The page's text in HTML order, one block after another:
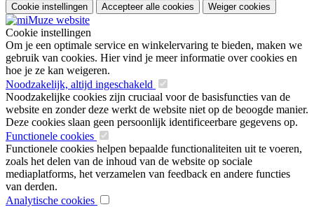
Cookie instellingen Accepteer alle cookies Weiger cookies
Cookie instellingen
Om je een optimale service en winkelervaring te bieden, maken we
gebruik van cookies. Hier vind je meer informatie over cookies en
hoe je ze kan weigeren.
Noodzakelijk, altijd ingeschakeld
Noodzakelijke cookies zijn cruciaal voor de basisfuncties van de
website en zonder deze werkt de website niet op de beoogde manier.
Deze cookies slaan geen persoonlijk identificeerbare gegevens op.
Functionele cookies
Functionele cookies helpen bepaalde functionaliteiten uit te voeren,
zoals het delen van de inhoud van de website op sociale
mediaplatforms, het verzamelen van feedback en andere functies
van derden.
Analytische cookies